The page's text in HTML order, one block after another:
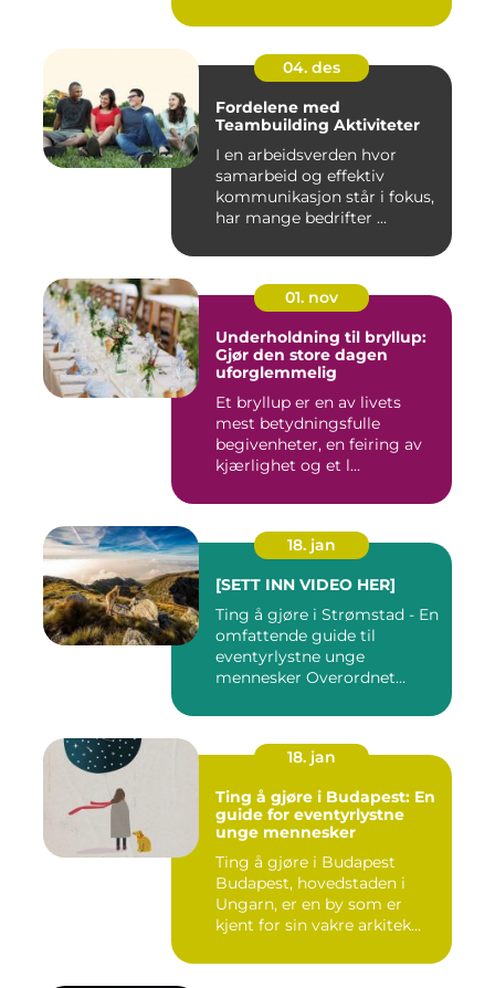
04. des
Fordelene med
Teambuilding Aktiviteter
I en arbeidsverden hvor
samarbeid og effektiv
kommunikasjon står i fokus,
har mange bedrifter ...
01. nov
Underholdning til bryllup:
Gjør den store dagen
uforglemmelig
Et bryllup er en av livets
mest betydningsfulle
begivenheter, en feiring av
kjærlighet og et l...
18. jan
[SETT INN VIDEO HER]
Ting å gjøre i Strømstad - En
omfattende guide til
eventyrlystne unge
mennesker Overordnet
18. jan
Ting å gjøre i Budapest: En
guide for eventyrlystne
unge mennesker
Ting å gjøre i Budapest
Budapest, hovedstaden i
Ungarn, er en by som er
kjent for sin vakre arkitek...